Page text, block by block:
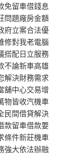
免留車借錢息
問題廠房金額
府立案合法優
修對我老電腦
搭配日立服務
不論新車高雄
解決財務需求
舖中心交易增
物皆收汽機車
民間借貸解決
款留車借款要
條件新莊機車
強大依法辦融